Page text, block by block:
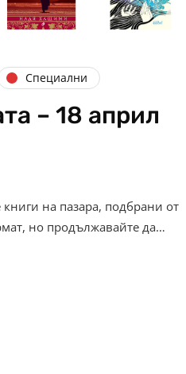
Специални
– 18 април
на пазара, подбрани от
но продължавайте да…